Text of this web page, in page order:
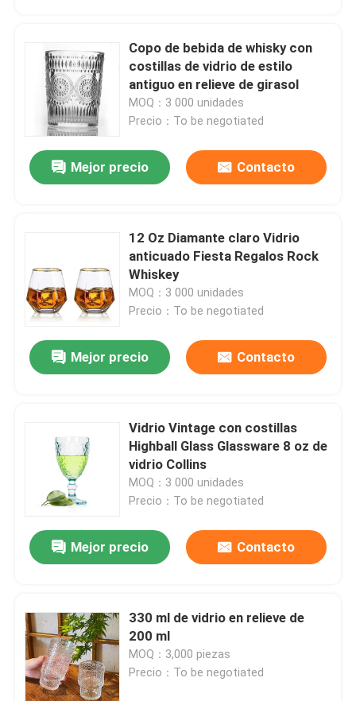
Inicio
Sobre nosotros
Control de Calidad
Solicitar una cotización
Botellas de vidrio
Tazas de vidrio
Capa de botella del frasco
Copo de bebida de whisky con
costillas de vidrio de estilo
antiguo en relieve de girasol
MOQ：3 000 unidades
Precio：To be negotiated
Mejor precio Contacto
12 Oz Diamante claro Vidrio
anticuado Fiesta Regalos Rock
Whiskey
MOQ：3 000 unidades
Precio：To be negotiated
Mejor precio Contacto
Vidrio Vintage con costillas
Highball Glass Glassware 8 oz de
vidrio Collins
MOQ：3 000 unidades
Precio：To be negotiated
Mejor precio Contacto
330 ml de vidrio en relieve de
200 ml
MOQ：3,000 piezas
Precio：To be negotiated